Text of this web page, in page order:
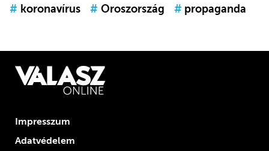
# koronavírus # Oroszország # propaganda
Impresszum
Adatvédelem